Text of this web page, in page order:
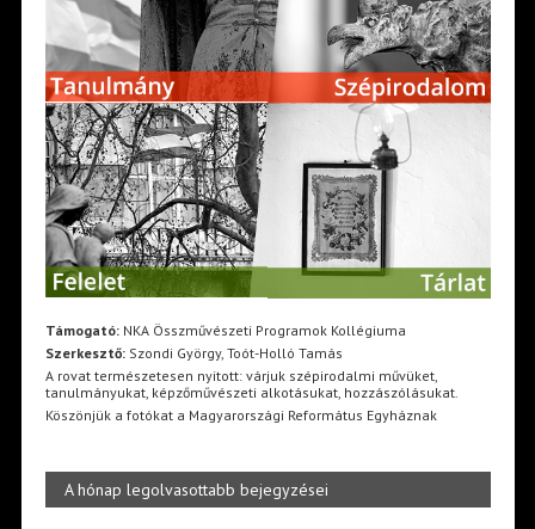
Támogató:NKA Összművészeti Programok Kollégiuma
Szerkesztő:Szondi György, Toót-Holló Tamás
A rovat természetesen nyitott: várjuk szépirodalmi művüket,
tanulmányukat, képzőművészeti alkotásukat, hozzászólásukat.
Köszönjük a fotókat a Magyarországi Református Egyháznak
A hónap legolvasottabb bejegyzései